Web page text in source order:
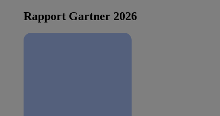
Rapport Gartner 2026